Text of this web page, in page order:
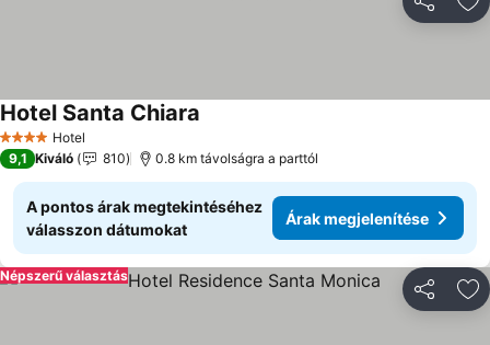
4 KategóriaHotel
Hotel Santa Chiara
9,1 Kiváló 810 0.8 km távolságra a parttól
A pontos árak megtekintéséhez
válasszon dátumokat
Árak megjelenítése
Népszerű választás